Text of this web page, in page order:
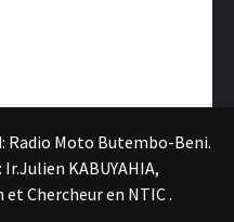
Moto Butembo-Beni.
KABUYAHIA,
Chercheur en NTIC.